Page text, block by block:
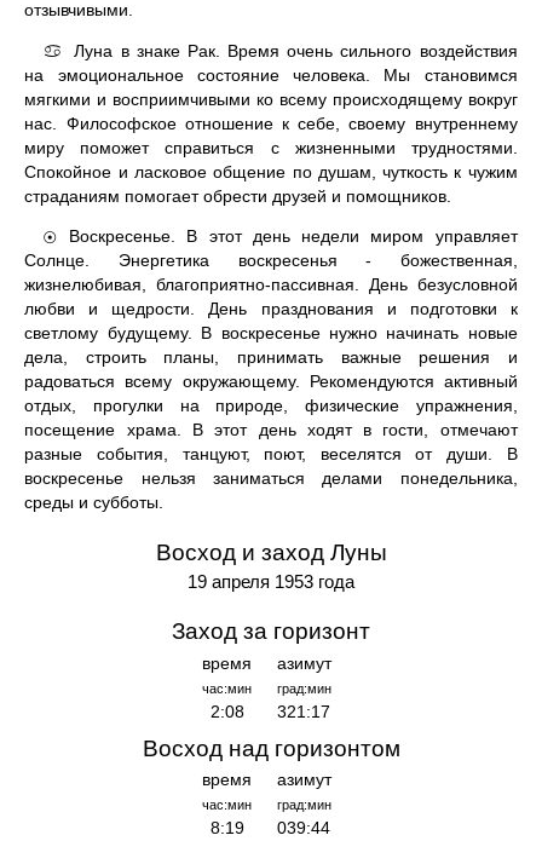
отзывчивыми.
♋
Луна в знаке Рак. Время очень сильного воздействия
на эмоциональное состояние человека. Мы становимся
мягкими и восприимчивыми ко всему происходящему вокруг
нас. Философское отношение к себе, своему внутреннему
миру поможет справиться с жизненными трудностями.
Спокойное и ласковое общение по душам, чуткость к чужим
страданиям помогает обрести друзей и помощников.
☉
Воскресенье. В этот день недели миром управляет
Солнце. Энергетика воскресенья - божественная,
жизнелюбивая, благоприятно-пассивная. День безусловной
любви и щедрости. День празднования и подготовки к
светлому будущему. В воскресенье нужно начинать новые
дела, строить планы, принимать важные решения и
радоваться всему окружающему. Рекомендуются активный
отдых, прогулки на природе, физические упражнения,
посещение храма. В этот день ходят в гости, отмечают
разные события, танцуют, поют, веселятся от души. В
воскресенье нельзя заниматься делами понедельника,
среды и субботы.
Восход и заход Луны
19 апреля 1953 года
Заход за горизонт
время
час:мин
2:08
азимут
град:мин
321:17
Восход над горизонтом
время
час:мин
8:19
азимут
град:мин
039:44